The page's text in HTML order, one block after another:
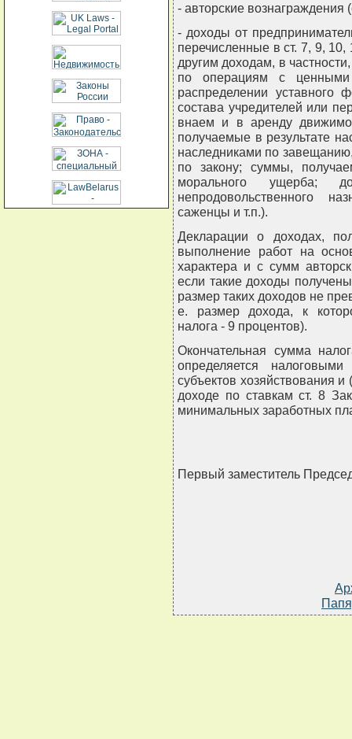
- авторские вознаграждения
- доходы от
перечисленные в ст. 7, 9, 10,
другим доходам, в
по операциям с
распределении
состава учредителей или
внаем и в аренду
получаемые в результате
наследниками по
по закону; суммы,
морального ущерба;
непродовольственного
саженцы и т.п.).
Декларации о доходах,
выполнение работ на
характера и с сумм
если такие доходы
размер таких доходов не
е. размер дохода, к
налога - 9 процентов).
Окончательная сумма
определяется
субъектов хозяйствования
доходе по ставкам ст. 8
минимальных заработных
Первый заместитель